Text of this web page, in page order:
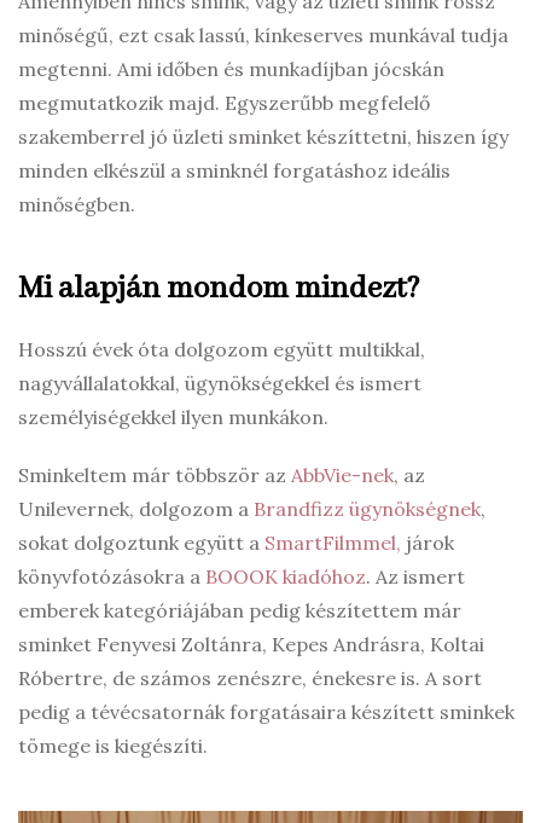
minőségű, ezt csak lassú, kínkeserves munkával tudja
megtenni. Ami időben és munkadíjban jócskán
megmutatkozik majd. Egyszerűbb megfelelő
szakemberrel jó üzleti sminket készíttetni, hiszen így
minden elkészül a sminknél forgatáshoz ideális
minőségben.
Mi alapján mondom mindezt?
Hosszú évek óta dolgozom együtt multikkal,
nagyvállalatokkal, ügynökségekkel és ismert
személyiségekkel ilyen munkákon.
Sminkeltem már többször az AbbVie-nek, az
Unilevernek, dolgozom a Brandfizz ügynökségnek,
sokat dolgoztunk együtt a SmartFilmmel, járok
könyvfotózásokra a BOOOK kiadóhoz. Az ismert
emberek kategóriájában pedig készítettem már
sminket Fenyvesi Zoltánra, Kepes Andrásra, Koltai
Róbertre, de számos zenészre, énekesre is. A sort
pedig a tévécsatornák forgatásaira készített sminkek
tömege is kiegészíti.